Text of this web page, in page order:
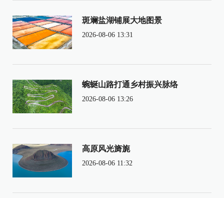
斑斓盐湖铺展大地图景
2026-08-06 13:31
蜿蜒山路打通乡村振兴脉络
2026-08-06 13:26
高原风光旖旎
2026-08-06 11:32